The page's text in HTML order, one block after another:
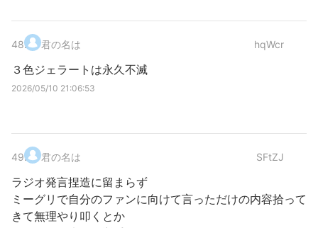
48. 君の名は hqWcr
３色ジェラートは永久不滅
2026/05/10 21:06:53
49. 君の名は SFtZJ
ラジオ発言捏造に留まらず
ミーグリで自分のファンに向けて言っただけの内容拾って
きて無理やり叩くとか